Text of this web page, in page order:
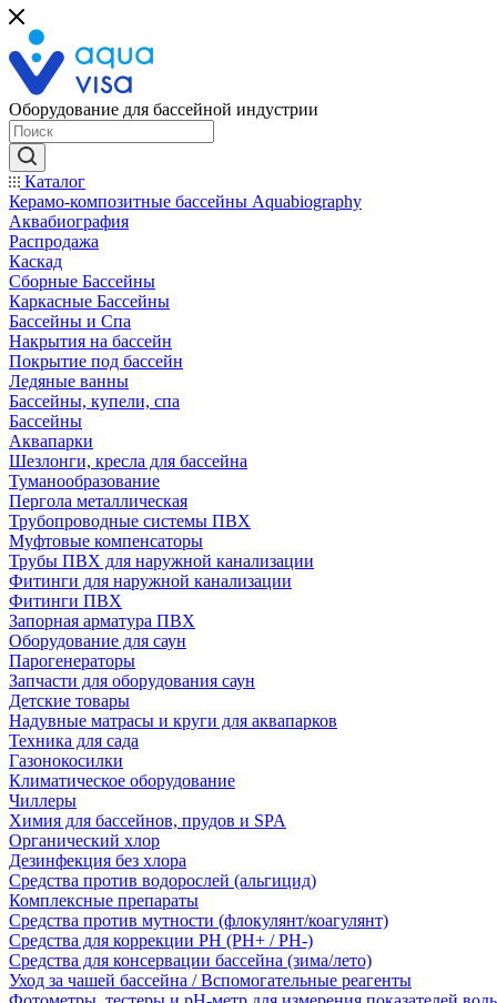
Оборудование для бассейной индустрии
Каталог
Керамо-композитные бассейны Aquabiography
Аквабиография
Распродажа
Каскад
Сборные Бассейны
Каркасные Бассейны
Бассейны и Спа
Накрытия на бассейн
Покрытие под бассейн
Ледяные ванны
Бассейны, купели, спа
Бассейны
Аквапарки
Шезлонги, кресла для бассейна
Туманообразование
Пергола металлическая
Трубопроводные системы ПВХ
Муфтовые компенсаторы
Трубы ПВХ для наружной канализации
Фитинги для наружной канализации
Фитинги ПВХ
Запорная арматура ПВХ
Оборудование для саун
Парогенераторы
Запчасти для оборудования саун
Детские товары
Надувные матрасы и круги для аквапарков
Техника для сада
Газонокосилки
Климатическое оборудование
Чиллеры
Химия для бассейнов, прудов и SPA
Органический хлор
Дезинфекция без хлора
Средства против водорослей (альгицид)
Комплексные препараты
Средства против мутности (флокулянт/коагулянт)
Средства для коррекции PH (PH+ / PH-)
Средства для консервации бассейна (зима/лето)
Уход за чашей бассейна / Вспомогательные реагенты